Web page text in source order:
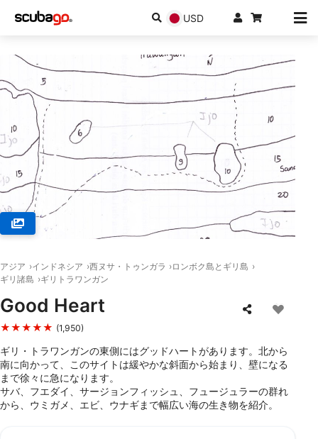
USD
アジア インドネシア 西ヌサ・トゥンガラ
ロンボク島とギリ島
ギリ諸島
ギリトラワンガン
Good Heart
★★★★★ (1,950)
ギリ・トラワンガンの東側にはグッドハートがあります。北から
南に向かって、このサイトは緩やかな斜面から始まり、壁になる
まで徐々に急になります。
サバ、フエダイ、サージョンフィッシュ、フュージュラーの群れ
から、ウミガメ、エビ、ウナギまで幅広い海の生き物を紹介。